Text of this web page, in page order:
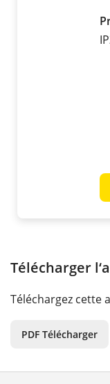
Télécharger
Téléchargez cette
PDF Télécharger